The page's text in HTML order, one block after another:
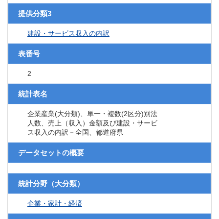
提供分類3
建設・サービス収入の内訳
表番号
2
統計表名
企業産業(大分類)、単一・複数(2区分)別法
人数、売上（収入）金額及び建設・サービ
ス収入の内訳－全国、都道府県
データセットの概要
統計分野（大分類）
企業・家計・経済